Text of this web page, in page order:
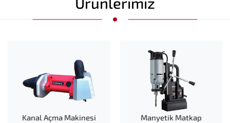
Kanal Açma Makinesi Manyetik Matkap